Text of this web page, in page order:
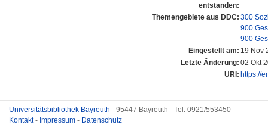
entstanden:
Themengebiete aus DDC: 300
900
900
Eingestellt am: 19 Nov
Letzte Änderung: 02 Okt
URI: https://
Universitätsbibliothek Bayreuth - 95447 Bayreuth - Tel. 0921/553450
Kontakt- Impressum - Datenschutz